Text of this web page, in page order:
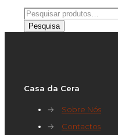
Pesquisar
por:
Pesquisa
Casa da Cera
→
Sobre Nós
→
Contactos